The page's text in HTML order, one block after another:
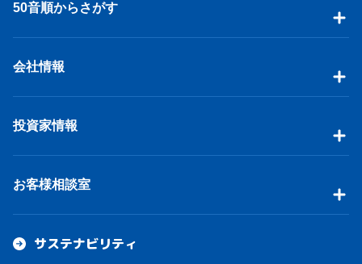
50音順からさがす
会社情報
投資家情報
お客様相談室
サステナビリティ